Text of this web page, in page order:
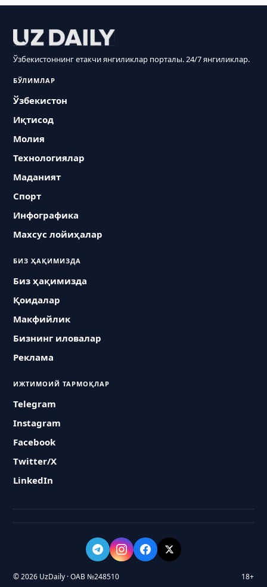
Ўзбекистоннинг етакчи янгиликлар порталы. 24/7 янгиликлар.
БЎЛИМЛАР
Ўзбекистон
Иқтисод
Молия
Технологиялар
Маданият
Спорт
Инфографика
Махсус лойиҳалар
БИЗ ҲАҚИМИЗДА
Биз ҳақимизда
Қоидалар
Макфийлик
Бизнинг иловалар
Реклама
ИЖТИМОИЙ ТАРМОҚЛАР
Telegram
Instagram
Facebook
Twitter/X
LinkedIn
© 2026 UzDaily · ОАВ №248510 18+